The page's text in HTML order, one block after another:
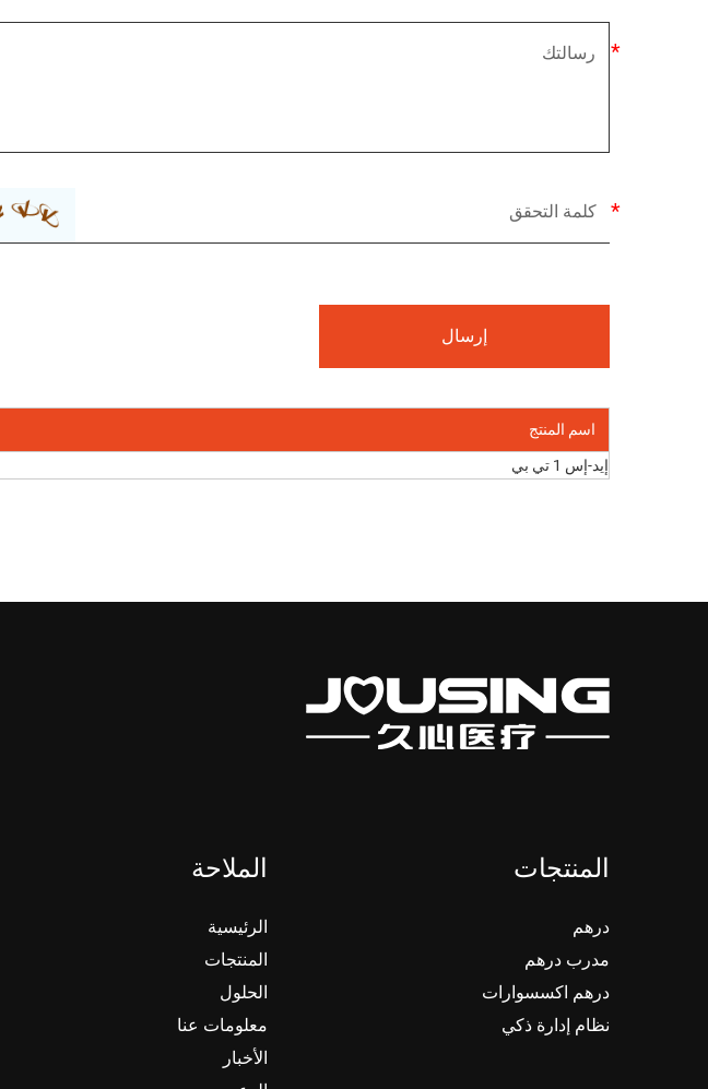
اسم المنتج
إيد-إس 1 تي بي
المنتجات
درهم
مدرب درهم
درهم اكسسوارات
نظام إدارة ذكي
الملاحة
الرئيسية
المنتجات
الحلول
معلومات عنا
الأخبار